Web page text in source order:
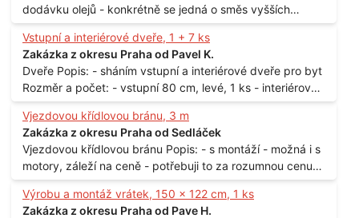
dodávku olejů - konkrétně se jedná o směs vyšších
mastných kyselin s převahou olejové kyseliny - účelem je
technické využití - hustota při 20°C - cca 870 kg / m3
Balení: - po 190 kg v sudu Množství: - cca 500 kg - roční
spotřeba Lokalita: - Praha
Vstupní a interiérové dveře, 1 + 7 ks
Zakázka z okresu Praha od Pavel K.
Dveře Popis: - sháním vstupní a interiérové dveře pro byt
Rozměr a počet: - vstupní 80 cm, levé, 1 ks - interiérové
80 cm, levé, 2 ks - 80 cm, pravé, 3 ks - 60 cm, levé, 2 ks
Lokalita: - Praha 10
Vjezdovou křídlovou bránu, 3 m
Zakázka z okresu Praha od Sedláček
Vjezdovou křídlovou bránu Popis: - s montáží - možná i s
motory, záleží na ceně - potřebuji to za rozumnou cenu
Materiál: - ocel Množství: - 1 ks Velikost: - 3 m Lokalita: -
Praha
Výrobu a montáž vrátek, 150 x 122 cm, 1 ks
Zakázka z okresu Praha od Pave H.